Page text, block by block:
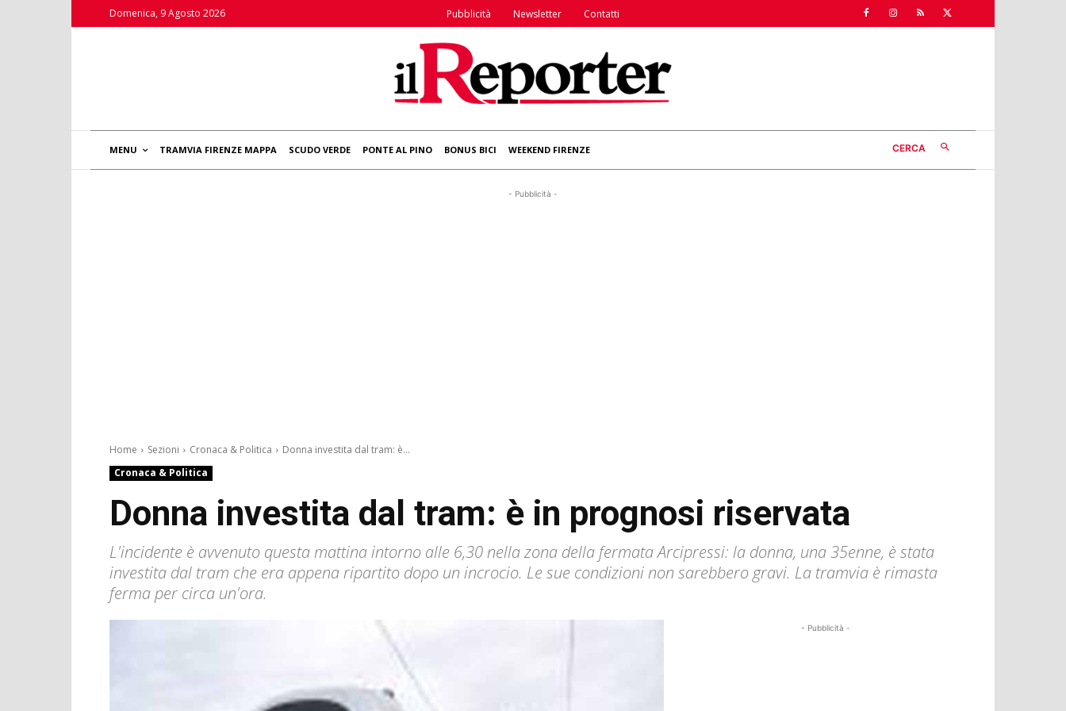
Domenica, 9 Agosto 2026 Pubblicità Newsletter Contatti
MENU TRAMVIA FIRENZE MAPPA SCUDO VERDE PONTE AL PINO BONUS BICI WEEKEND FIRENZE CERCA
- Pubblicità -
Home Sezioni Cronaca & Politica
Donna investita dal tram: è...
Cronaca & Politica
Donna investita dal tram: è in prognosi riservata
L'incidente è avvenuto questa mattina intorno alle 6,30 nella zona della fermata Arcipressi: la donna, una 35enne, è stata
investita dal tram che era appena ripartito dopo un incrocio. Le sue condizioni non sarebbero gravi. La tramvia è rimasta
ferma per circa un'ora.
- Pubblicità -